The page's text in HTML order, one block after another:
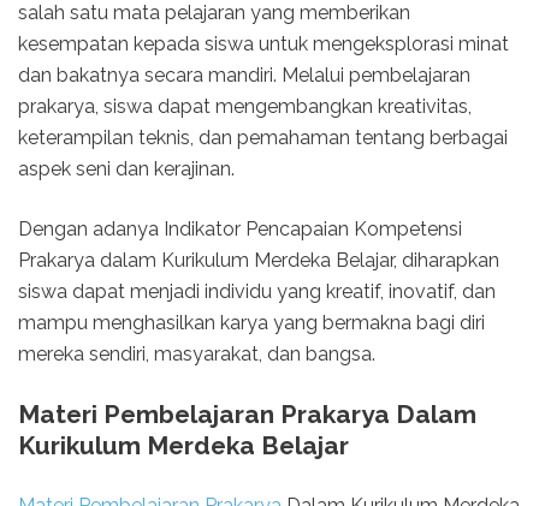
salah satu mata pelajaran yang memberikan
kesempatan kepada siswa untuk mengeksplorasi minat
dan bakatnya secara mandiri. Melalui pembelajaran
prakarya, siswa dapat mengembangkan kreativitas,
keterampilan teknis, dan pemahaman tentang berbagai
aspek seni dan kerajinan.
Dengan adanya Indikator Pencapaian Kompetensi
Prakarya dalam Kurikulum Merdeka Belajar, diharapkan
siswa dapat menjadi individu yang kreatif, inovatif, dan
mampu menghasilkan karya yang bermakna bagi diri
mereka sendiri, masyarakat, dan bangsa.
Materi Pembelajaran Prakarya Dalam
Kurikulum Merdeka Belajar